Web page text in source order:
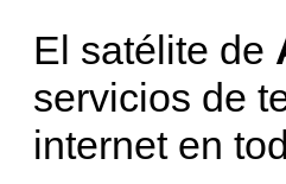
El satélite de
servicios de
internet en